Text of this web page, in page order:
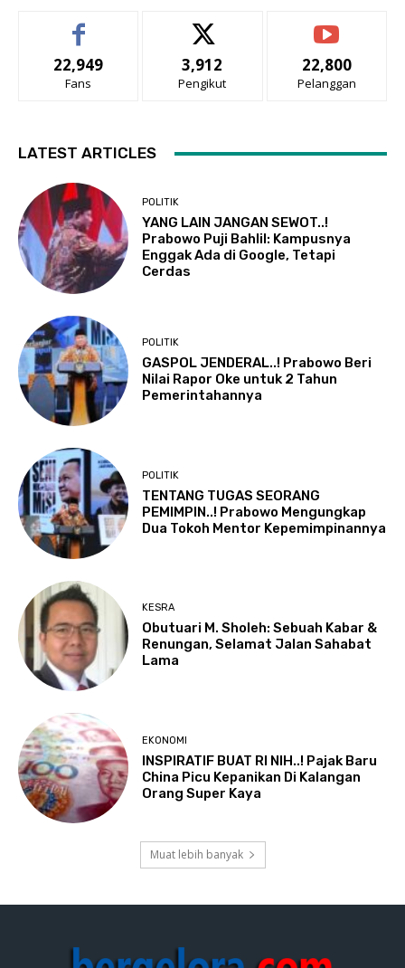
22,949
Fans
3,912
Pengikut
22,800
Pelanggan
LATEST ARTICLES
POLITIK
YANG LAIN JANGAN SEWOT..!
Prabowo Puji Bahlil: Kampusnya
Enggak Ada di Google, Tetapi
Cerdas
POLITIK
GASPOL JENDERAL..! Prabowo Beri
Nilai Rapor Oke untuk 2 Tahun
Pemerintahannya
POLITIK
TENTANG TUGAS SEORANG
PEMIMPIN..! Prabowo Mengungkap
Dua Tokoh Mentor Kepemimpinannya
KESRA
Obutuari M. Sholeh: Sebuah Kabar &
Renungan, Selamat Jalan Sahabat
Lama
EKONOMI
INSPIRATIF BUAT RI NIH..! Pajak Baru
China Picu Kepanikan Di Kalangan
Orang Super Kaya
Muat lebih banyak